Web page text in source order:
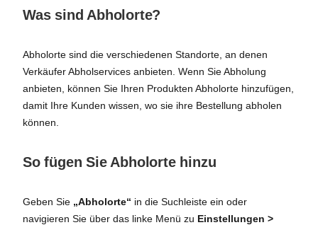
Was sind Abholorte?
Abholorte sind die verschiedenen Standorte, an denen
Verkäufer Abholservices anbieten. Wenn Sie Abholung
anbieten, können Sie Ihren Produkten Abholorte hinzufügen,
damit Ihre Kunden wissen, wo sie ihre Bestellung abholen
können.
So fügen Sie Abholorte hinzu
Geben Sie „Abholorte“ in die Suchleiste ein oder
navigieren Sie über das linke Menü zu Einstellungen >